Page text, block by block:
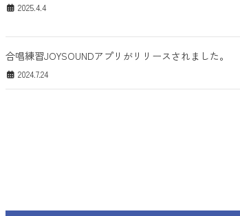
2025.4.4
合唱練習JOYSOUNDアプリがリリースされました。
2024.7.24